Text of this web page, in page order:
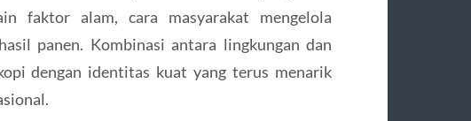
faktor alam, cara masyarakat mengelola
panen. Kombinasi antara lingkungan dan
dengan identitas kuat yang terus menarik